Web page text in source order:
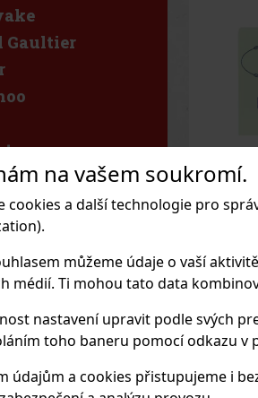
na vašem soukromí.
cookies a další technologie pro
můžeme údaje o vaší
médií. Ti mohou tato data
nastavení upravit podle svých
toho baneru pomocí odkazu v
údajům a cookies přistupujeme i
Gaultier
Prada
Prada
dámská
která
podání.
Les
kůže –
tělem a
2 611Kč